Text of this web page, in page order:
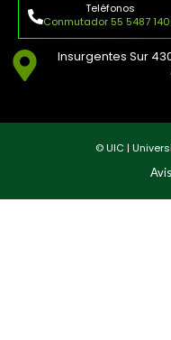
Teléfonos
Conmutador 55 5487
Insurgentes Sur
© UIC |